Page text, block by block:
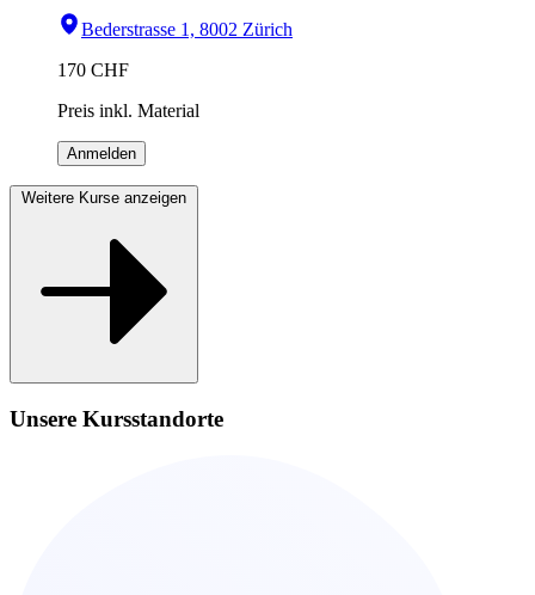
Bederstrasse 1, 8002 Zürich
170 CHF
Preis inkl. Material
Anmelden
Weitere Kurse anzeigen
Unsere Kursstandorte